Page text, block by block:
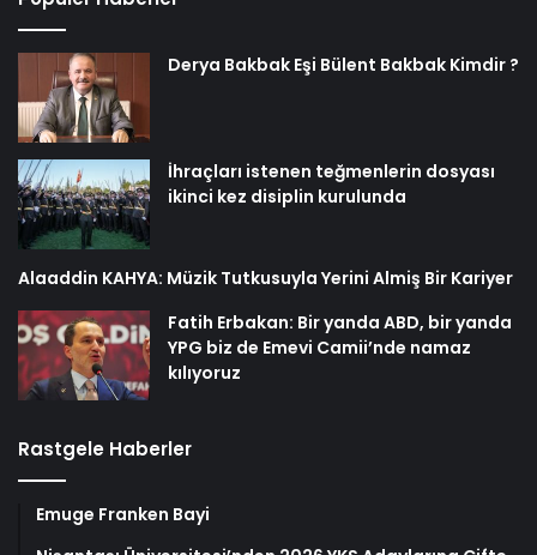
Derya Bakbak Eşi Bülent Bakbak Kimdir ?
İhraçları istenen teğmenlerin dosyası
ikinci kez disiplin kurulunda
Alaaddin KAHYA: Müzik Tutkusuyla Yerini Almiş Bir Kariyer
Fatih Erbakan: Bir yanda ABD, bir yanda
YPG biz de Emevi Camii’nde namaz
kılıyoruz
Rastgele Haberler
Emuge Franken Bayi